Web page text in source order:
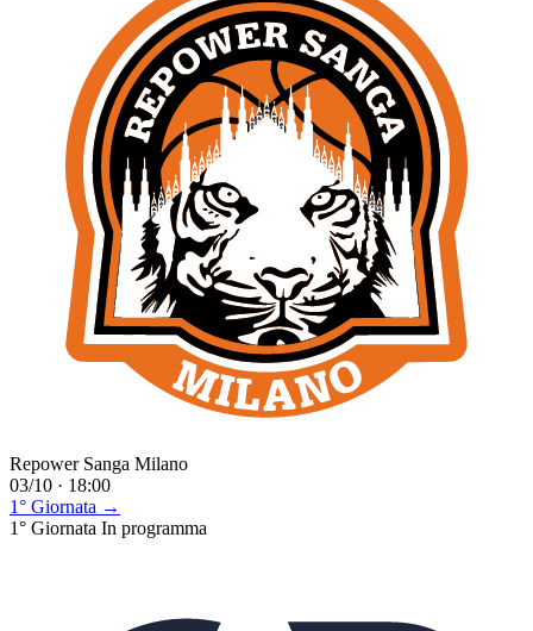
Repower Sanga Milano
03/10 · 18:00
1° Giornata →
1° Giornata In programma